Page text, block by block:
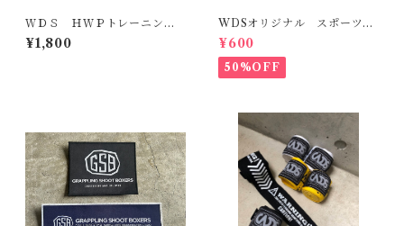
ＷＤＳ ＨＷＰトレーニング
ハンドラップ 4000ｍｍ
¥1,800
WDSオリジナル スポーツマ
スク3枚セット
¥600
50%OFF